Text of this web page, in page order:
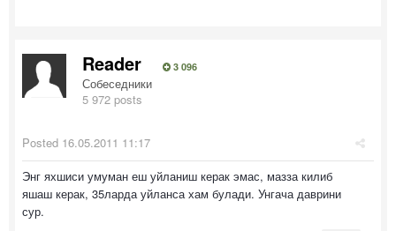
Reader 3 096
Собеседники
5 972 posts
Posted 16.05.2011 11:17
Энг яхшиси умуман еш уйланиш керак эмас, мазза килиб
яшаш керак, 35ларда уйланса хам булади. Унгача даврини
сур.